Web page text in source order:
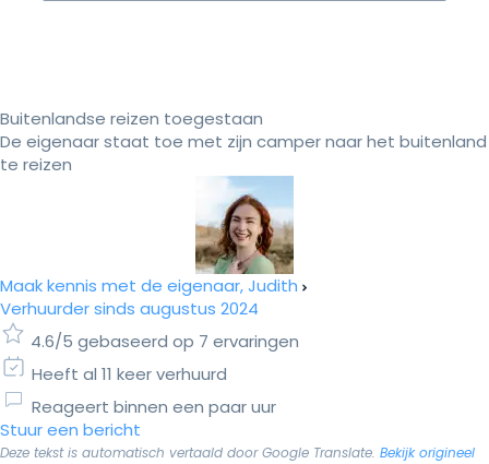
Buitenlandse reizen toegestaan
De eigenaar staat toe met zijn camper naar het buitenland
te reizen
Maak kennis met de eigenaar, Judith
Verhuurder sinds augustus 2024
4.6/5 gebaseerd op 7 ervaringen
Heeft al 11 keer verhuurd
Reageert binnen een paar uur
Stuur een bericht
Deze tekst is automatisch vertaald door Google Translate. Bekijk origineel